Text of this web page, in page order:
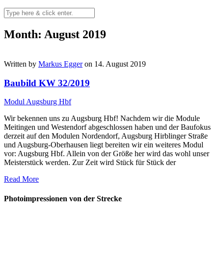
Month: August 2019
Written by Markus Eggeron 14. August 2019
Baubild KW 32/2019
Modul Augsburg Hbf
Wir bekennen uns zu Augsburg Hbf! Nachdem wir die Module
Meitingen und Westendorf abgeschlossen haben und der Baufokus
derzeit auf den Modulen Nordendorf, Augsburg Hirblinger Straße
und Augsburg-Oberhausen liegt bereiten wir ein weiteres Modul
vor: Augsburg Hbf. Allein von der Größe her wird das wohl unser
Meisterstück werden. Zur Zeit wird Stück für Stück der
Read More
Photoimpressionen von der Strecke